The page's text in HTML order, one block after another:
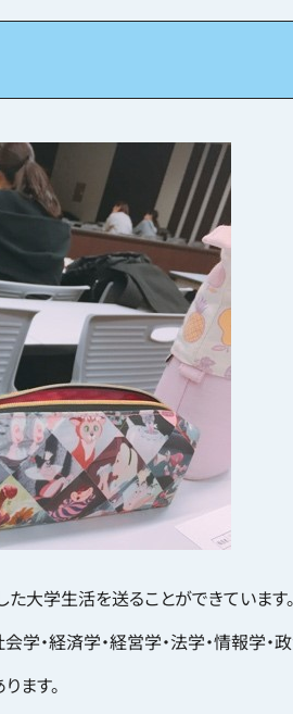
大学生活を送ることができています。
・経済学・経営学・法学・情報学・
ます。